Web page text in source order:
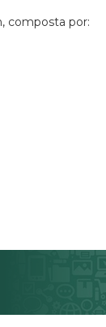
composta por: